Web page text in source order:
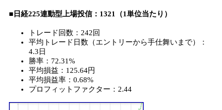
■日経225連動型上場投信：1321（1単位当たり）
トレード回数：242回
平均トレード日数（エントリーから手仕舞いまで）：
4.3日
勝率：72.31%
平均損益：125.64円
平均損益率：0.68%
プロフィットファクター：2.44